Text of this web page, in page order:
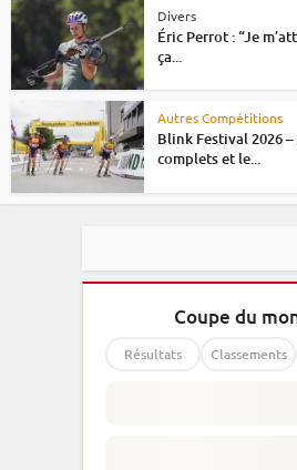
Divers
Éric Perrot : “Je
ça...
Autres Compétitions
Blink Festival 2026
complets et le...
Coupe du
Résultats Classements